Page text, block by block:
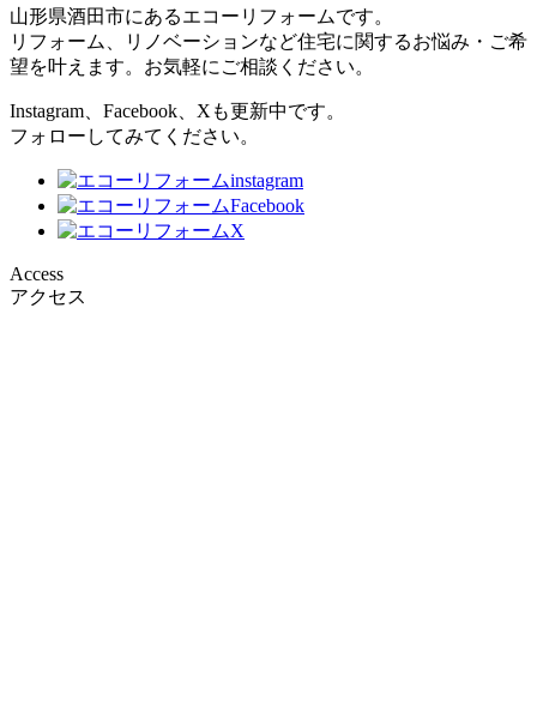
山形県酒田市にあるエコーリフォームです。
リフォーム、リノベーションなど住宅に関するお悩み・ご希
望を叶えます。お気軽にご相談ください。
Instagram、Facebook、Xも更新中です。
フォローしてみてください。
Access
アクセス